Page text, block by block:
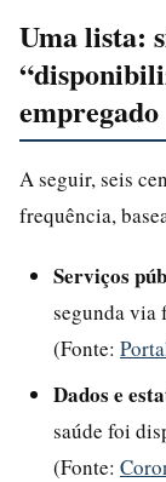
Uma lista:
empregado
A seguir, seis
frequência,
Serviços
segunda via
(Fonte:
Dados e
saúde foi
(Fonte: